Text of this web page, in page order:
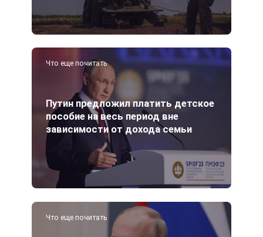
Что еще почитать
Путин предложил платить детское
пособие на весь период вне
зависимости от дохода семьи
Что еще почитать